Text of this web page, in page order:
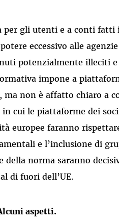
per gli utenti e a conti
eccessivo alle
potenzialmente illeciti
impone a
non è affatto chiaro a
cui le piattaforme dei
europee faranno
e l’inclusione di
della norma saranno
di fuori dell’UE.
aspetti.